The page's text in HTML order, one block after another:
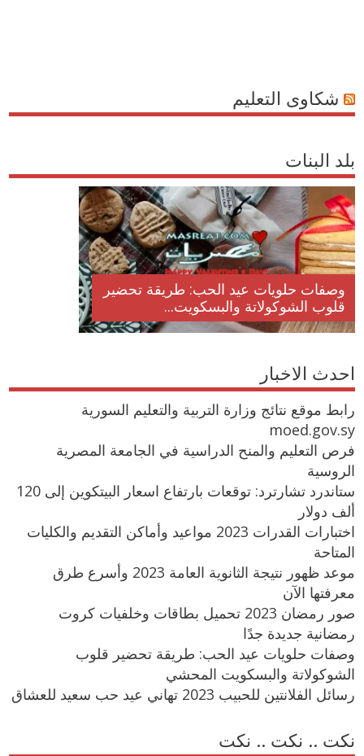
شكاوى التعليم
بلد البنات
وصفات حلويات عيد الحب: طريقة تحضير
قلوب الشوكولاتة والبسكويت...
احدث الاخبار
رابط موقع نتائج وزارة التربية والتعليم السورية
moed.gov.sy
فرص التعليم والمنح الدراسية في الجامعة المصرية
الروسية
ستاندرد تشارترد: توقعات بارتفاع اسعار البيتكوين إلى 120
ألف دولار
اختبارات القدرات 2023 مواعيد وأماكن التقديم والكليات
المتاحة
موعد ظهور نتيجة الثانوية العامة 2023 وأسرع طرق
معرفتها الآن
صور رمضان 2023 تحميل بطاقات وخلفيات كروت
رمضانية جديدة جدًا
وصفات حلويات عيد الحب: طريقة تحضير قلوب
الشوكولاتة والبسكويت المحشي
رسائل الفلانتين للحبيب 2023 تهاني عيد حب سعيد للعشاق
نكت .. نكت .. نكت